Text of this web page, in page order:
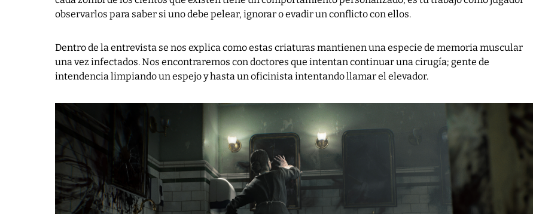
observarlos para saber si uno debe pelear, ignorar o evadir un conflicto con ellos.
Dentro de la entrevista se nos explica como estas criaturas mantienen una especie de memoria muscular
una vez infectados. Nos encontraremos con doctores que intentan continuar una cirugía; gente de
intendencia limpiando un espejo y hasta un oficinista intentando llamar el elevador.